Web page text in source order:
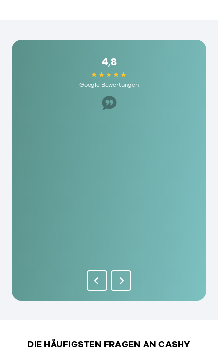
4,8
Google Bewertungen
DIE HÄUFIGSTEN FRAGEN AN CASHY